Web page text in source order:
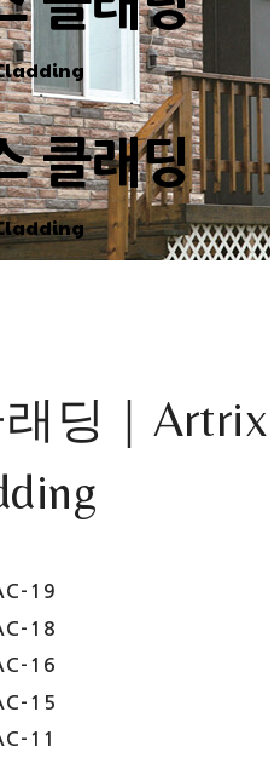
클래딩
딩｜Artrix
19
18
16
15
11